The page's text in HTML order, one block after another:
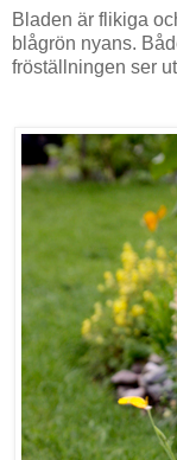
Bladen är flikiga
blågrön nyans.
fröställningen ser